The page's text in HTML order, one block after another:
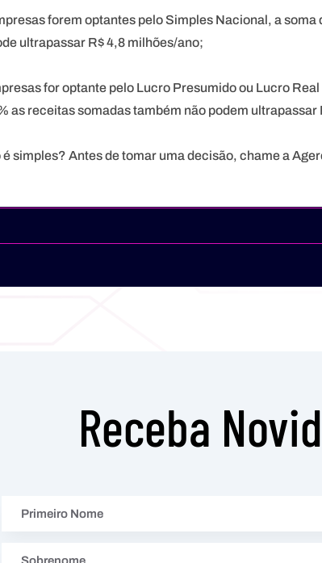
forem optantes pelo Simples Nacional, a
ultrapassar R$ 4,8 milhões/ano;⠀
for optante pelo Lucro Presumido ou Lucro
as receitas somadas também não podem ultrapassar
simples? Antes de tomar uma decisão, chame a
Receba